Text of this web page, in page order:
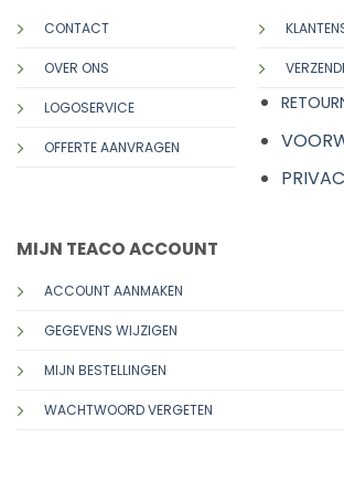
CONTACT
OVER ONS
LOGOSERVICE
OFFERTE AANVRAGEN
MIJN TEACO ACCOUNT
ACCOUNT AANMAKEN
GEGEVENS WIJZIGEN
MIJN BESTELLINGEN
WACHTWOORD VERGETEN